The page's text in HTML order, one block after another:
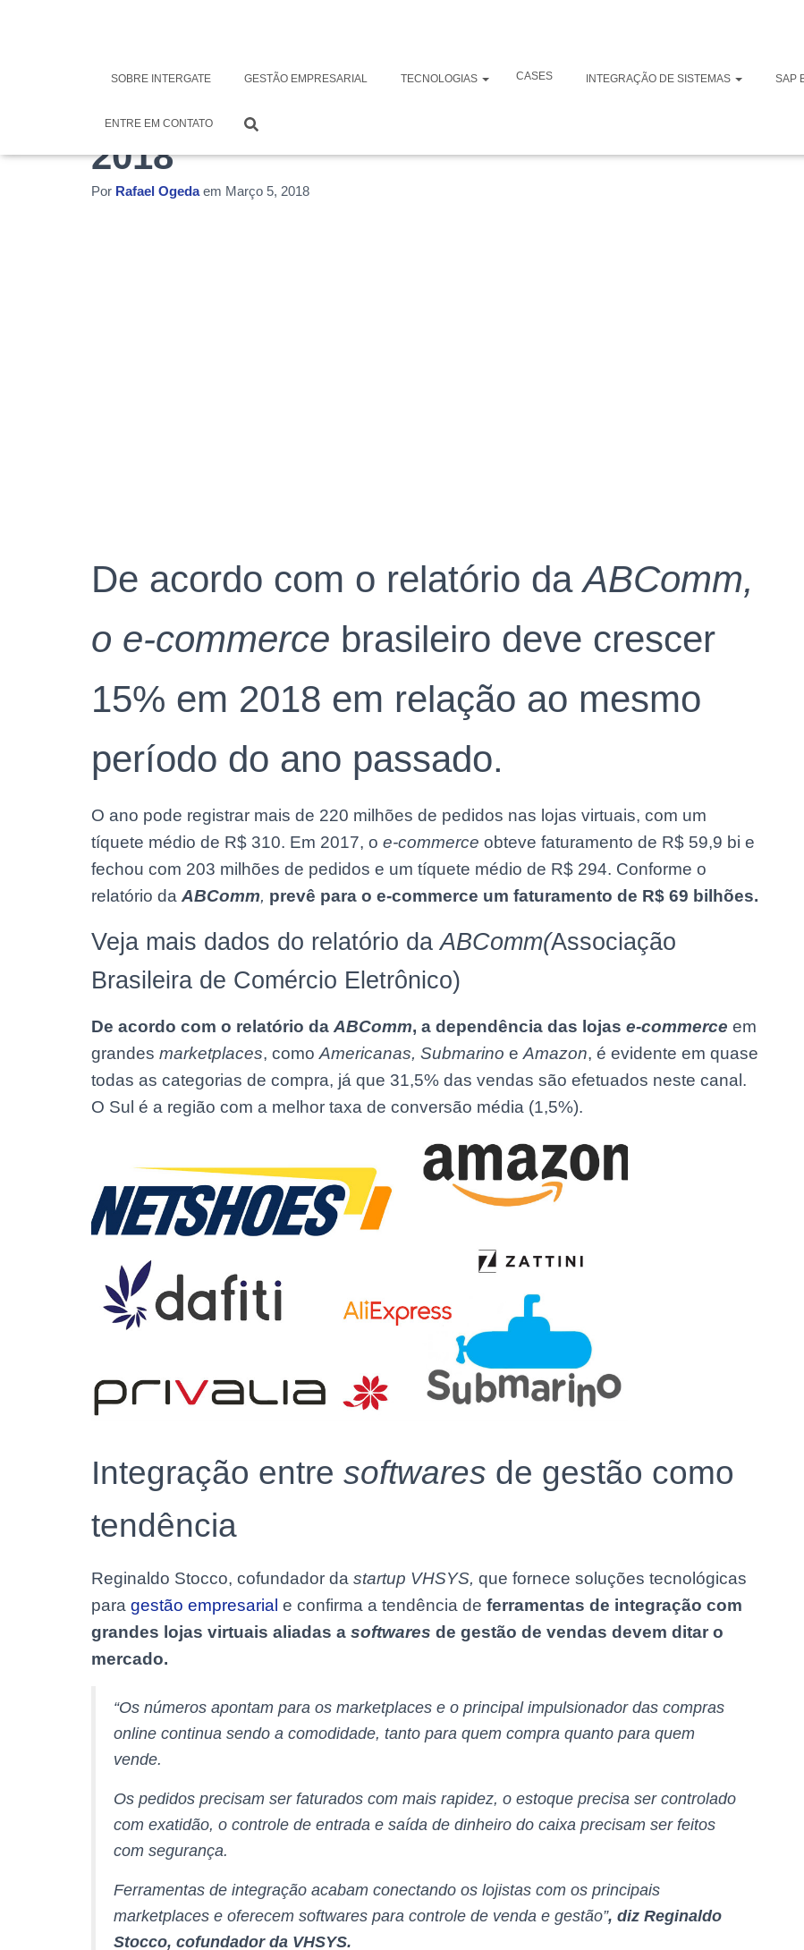
SOBRE INTERGATE GESTÃO EMPRESARIAL TECNOLOGIAS CASES INTEGRAÇÃO DE SISTEMAS SAP
ENTRE EM CONTATO
tendências para o e-Commerce em
2018
Por Rafael Ogedaem Março 5, 2018
De acordo com o relatório daABComm,
o e-commerce brasileiro deve crescer
15% em 2018 em relação ao mesmo
período do ano passado.
O ano pode registrar mais de 220 milhões de pedidos nas lojas virtuais, com um
tíquete médio de R$ 310. Em 2017, o e-commerce obteve faturamento de R$ 59,9 bi e
fechou com 203 milhões de pedidos e um tíquete médio de R$ 294. Conforme o
relatório da ABComm, prevê para o e-commerce um faturamento de R$ 69 bilhões.
Veja mais dados do relatório daABComm(Associação
Brasileira de Comércio Eletrônico)
De acordo com o relatório da ABComm, a dependência das lojas e-commerce em
grandes marketplaces, como Americanas, Submarino e Amazon, é evidente em quase
todas as categorias de compra, já que 31,5% das vendas são efetuados neste canal.
O Sul é a região com a melhor taxa de conversão média (1,5%).
Integração entre softwares de gestão como
tendência
Reginaldo Stocco, cofundador da startup VHSYS, que fornece soluções tecnológicas
para gestão empresarial e confirma a tendência de ferramentas de integração com
grandes lojas virtuais aliadas a softwares de gestão de vendas devem ditar o
mercado.
“Os números apontam para os marketplaces e o principal impulsionador das compras
online continua sendo a comodidade, tanto para quem compra quanto para quem
vende.
Os pedidos precisam ser faturados com mais rapidez, o estoque precisa ser controlado
com exatidão, o controle de entrada e saída de dinheiro do caixa precisam ser feitos
com segurança.
Ferramentas de integração acabam conectando os lojistas com os principais
marketplaces e oferecem softwares para controle de venda e gestão”, diz Reginaldo
Stocco, cofundador da VHSYS.